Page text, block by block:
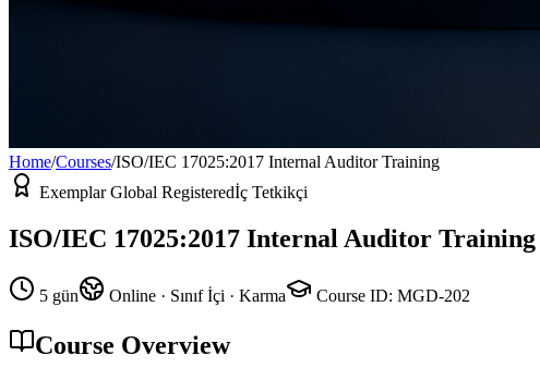
Home/Courses/ISO/IEC 17025:2017 Internal Auditor Training
Exemplar Global Registeredİç Tetkikçi
ISO/IEC 17025:2017 Internal Auditor Training
5 gün Online · Sınıf İçi · Karma Course ID: MGD-202
Course Overview